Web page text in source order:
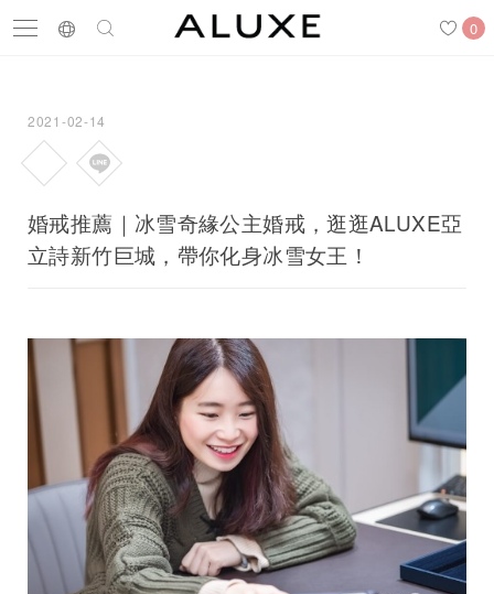
0
求婚鑽戒
求婚鑽戒
結婚戒指
珠寶鑽飾
迪士尼系列
2021-02-14
婚戒推薦｜冰雪奇緣公主婚戒，逛逛ALUXE亞
立詩新竹巨城，帶你化身冰雪女王！